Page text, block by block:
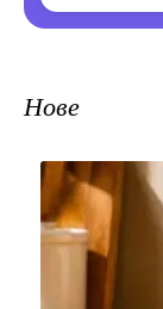
Нове